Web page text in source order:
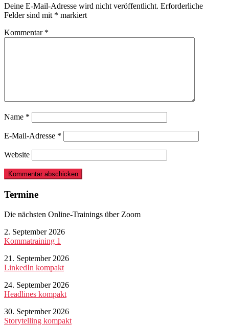
Deine E-Mail-Adresse wird nicht veröffentlicht. Erforderliche
Felder sind mit * markiert
Kommentar *
Name *
E-Mail-Adresse *
Website
Seitenspalte
Termine
Die nächsten Online-Trainings über Zoom
2. September 2026
Kommatraining 1
21. September 2026
LinkedIn kompakt
24. September 2026
Headlines kompakt
30. September 2026
Storytelling kompakt